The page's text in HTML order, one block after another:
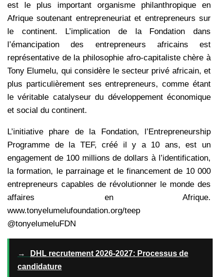
est le plus important organisme philanthropique en
Afrique soutenant entrepreneuriat et entrepreneurs sur
le continent. L’implication de la Fondation dans
l’émancipation des entrepreneurs africains est
représentative de la philosophie afro-capitaliste chère à
Tony Elumelu, qui considère le secteur privé africain, et
plus particulièrement ses entrepreneurs, comme étant
le véritable catalyseur du développement économique
et social du continent.
L’initiative phare de la Fondation, l’Entrepreneurship
Programme de la TEF, créé il y a 10 ans, est un
engagement de 100 millions de dollars à l’identification,
la formation, le parrainage et le financement de 10 000
entrepreneurs capables de révolutionner le monde des
affaires en Afrique.
www.tonyelumelufoundation.org/teep
@tonyelumeluFDN
→
DHL recrutement 2026-2027: Processus de
candidature